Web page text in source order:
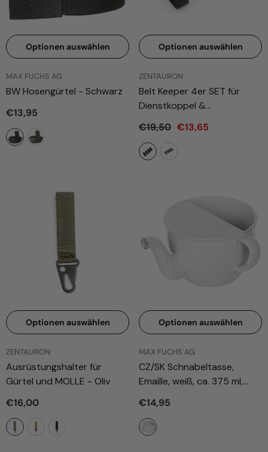
Optionen auswählen
ANBIETER:
MAX FUCHS AG
BW Hosengürtel - Schwarz
€13,95
Optionen auswählen
ANBIETER:
ZENTAURON
Belt Keeper 4er SET für
Dienstkoppel &
€19,50 €13,65
Optionen auswählen
ANBIETER:
ZENTAURON
Ausrüstungshalter für
Gürtel und MOLLE - Oliv
€16,00
Optionen auswählen
ANBIETER:
MAX FUCHS AG
CZ/SK Schnabeltasse,
Emaille, weiß, ca. 375 ml,
€14,95